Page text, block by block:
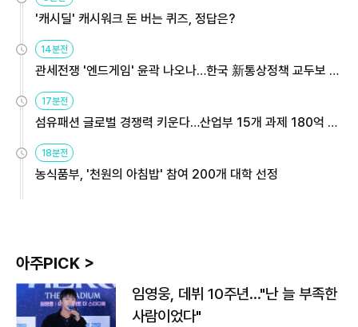
'캐시딜' 캐시워크 돈 버는 퀴즈, 정답은?
14분전
관세전쟁 '엔드게임' 윤곽 나오나…한국 新통상정책 교두보 활
용해야
17분전
섬유패션 글로벌 경쟁력 키운다…산업부 15개 과제 180억 지
원
18분전
농식품부, '천원의 아침밥' 참여 200개 대학 선정
아주PICK >
임영웅, 데뷔 10주년…"난 늘 부족한
사람이었다"